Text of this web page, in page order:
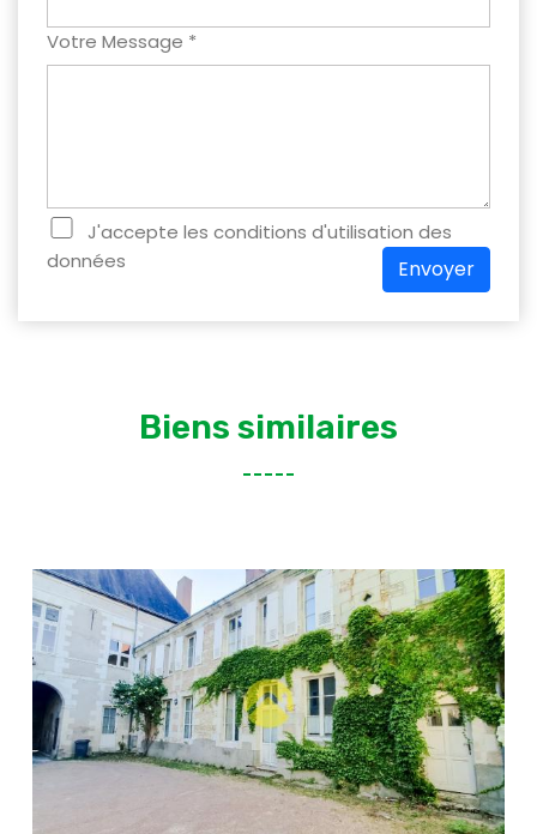
Votre Message *
J'accepte les conditions d'utilisation des
données
Envoyer
Biens similaires